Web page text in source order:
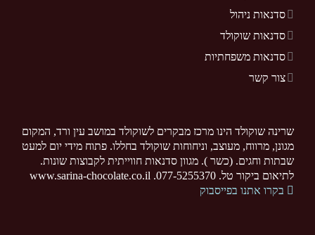
סדנאות ניהול
סדנאות שוקולד
סדנאות משפחתיות
צור קשר
שרינה שוקולד הינו מרכז מבקרים לשוקולד במושב עין ורד, המקום
מגונן, מרווח, מעוצב, וניחוחות שוקולד בחללו. פתוח מידי יום למעט
שבתות וחגים. (כשר ). מגוון סדנאות חווייתית לקבוצות שונות.
לתיאום ביקור טל. 077-5255370. www.sarina-chocolate.co.il
בקרו אתנו בפייסבוק